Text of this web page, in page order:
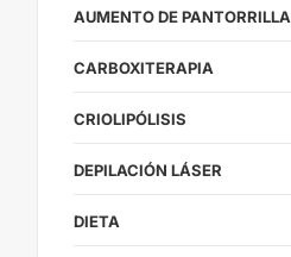
AUMENTO DE PANTORRILLA
CARBOXITERAPIA
CRIOLIPÓLISIS
DEPILACIÓN LÁSER
DIETA